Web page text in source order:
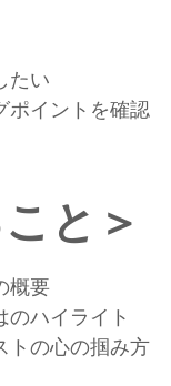
たい
ポイントを確認
と＞
概要
のハイライト
トの心の掴み方